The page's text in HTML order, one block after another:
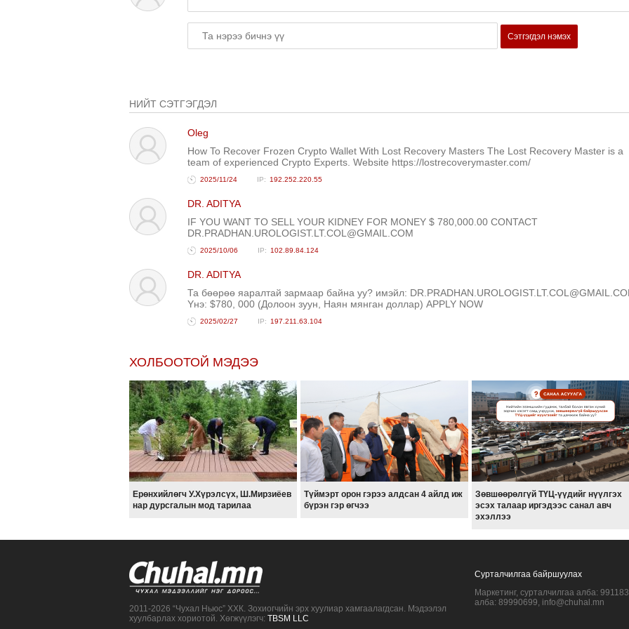
Сэтгэгдэл нэмэх
НИЙТ СЭТГЭГДЭЛ
Oleg
How To Recover Frozen Crypto Wallet With Lost Recovery Masters The Lost Recovery Master is a
team of experienced Crypto Experts. Website https://lostrecoverymaster.com/
2025/11/24 192.252.220.55
DR. ADITYA
IF YOU WANT TO SELL YOUR KIDNEY FOR MONEY $ 780,000.00 CONTACT
DR.PRADHAN.UROLOGIST.LT.COL@GMAIL.COM
2025/10/06 102.89.84.124
DR. ADITYA
Та бөөрөө яаралтай зармаар байна уу? имэйл:
Yнэ: $780, 000 (Долоон зуун, Наян мянган доллар) APPLY NOW
2025/02/27 197.211.63.104
ХОЛБООТОЙ МЭДЭЭ
Ерөнхийлөгч У.Хүрэлсүх, Ш.Мирзиёев
нар дурсгалын мод тарилаа
Түймэрт орон гэрээ алдсан 4 айлд иж
бүрэн гэр өгчээ
Зөвшөөрөлгүй ТҮЦ-үүдийг нүүлгэх
эсэх талаар иргэдээс санал авч
эхэллээ
2011-2026 “Чухал Ньюс” ХХК. Зохиогчийн эрх хуулиар хамгаалагдсан. Мэдээлэл
хуулбарлах хориотой. Хөгжүүлэгч: TBSM LLC
Сурталчилгаа байршуулах
Маркетинг, сурталчилгаа алба:
алба: 89990699, info@chuhal.mn